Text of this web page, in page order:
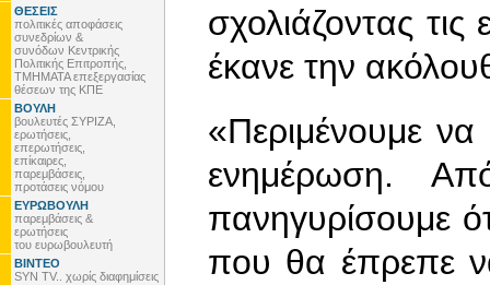
ΘΕΣΕΙΣ
πολιτικές αποφάσεις
συνεδρίων &
συνόδων Κεντρικής
Πολιτικής Επιτροπής,
ΤΜΗΜΑΤΑ επεξεργασίας
θέσεων της ΚΠΕ
ΒΟΥΛΗ
βουλευτές ΣΥΡΙΖΑ,
ερωτήσεις,
επερωτήσεις,
επίκαιρες,
παρεμβάσεις,
προτάσεις νόμου
ΕΥΡΩΒΟΥΛΗ
παρεμβάσεις &
ερωτήσεις
του ευρωβουλευτή
ΒΙΝΤΕΟ
SYN TV.. χωρίς διαφημίσεις
σχολιάζοντας
έκανε την
«Περιμένουμε
ενημέρωση.
πανηγυρίσουμε
που θα έπρεπε